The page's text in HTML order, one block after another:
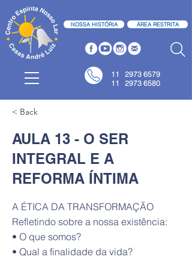
NOSSA HISTÓRIA ÁREA RESTRITA
11 2973 6579
11 2973 6580
< Back
AULA 13 - O SER
INTEGRAL E A
REFORMA ÍNTIMA
A ÉTICA DA TRANSFORMAÇÃO
Refletindo sobre a nossa existência:
• O que somos?
• Qual a finalidade da vida?